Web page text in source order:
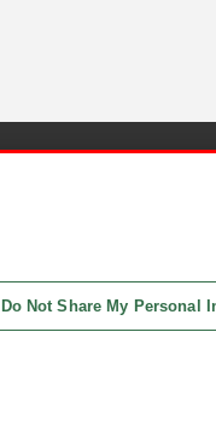
Do Not Share My Personal